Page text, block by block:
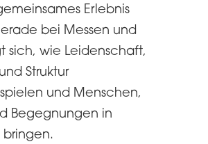
Erlebnis
bei Messen und
sich, wie Leidenschaft,
Struktur
und Menschen,
Begegnungen in